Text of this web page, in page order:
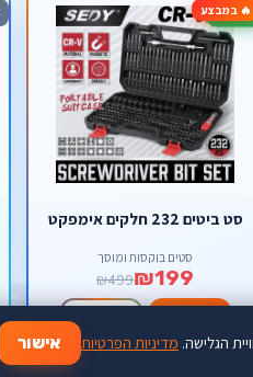
🔥 במבצע-60%
סט ביטים 232 חלקים אימפקט
סטים בוקסות ומוסך
₪199
₪499
מידע נוסף
מדיניות הפרטיות אישור